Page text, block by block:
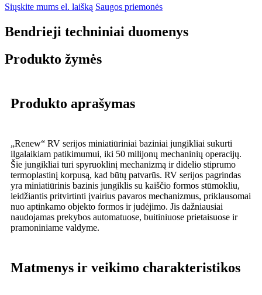
Siųskite mums el. laišką Saugos priemonės
Bendrieji techniniai duomenys
Produkto žymės
Produkto aprašymas
„Renew“ RV serijos miniatiūriniai baziniai jungikliai sukurti
ilgalaikiam patikimumui, iki 50 milijonų mechaninių operacijų.
Šie jungikliai turi spyruoklinį mechanizmą ir didelio stiprumo
termoplastinį korpusą, kad būtų patvarūs. RV serijos pagrindas
yra miniatiūrinis bazinis jungiklis su kaiščio formos stūmokliu,
leidžiantis pritvirtinti įvairius pavaros mechanizmus, priklausomai
nuo aptinkamo objekto formos ir judėjimo. Jis dažniausiai
naudojamas prekybos automatuose, buitiniuose prietaisuose ir
pramoniniame valdyme.
Matmenys ir veikimo charakteristikos